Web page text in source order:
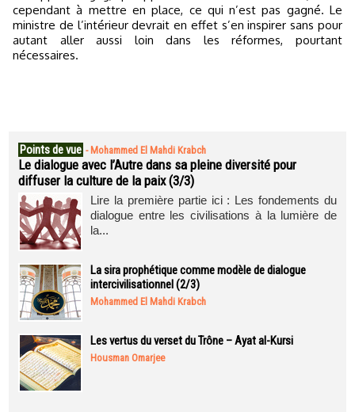
cependant à mettre en place, ce qui n’est pas gagné. Le
ministre de l’intérieur devrait en effet s’en inspirer sans pour
autant aller aussi loin dans les réformes, pourtant
nécessaires.
Points de vue - Mohammed El Mahdi Krabch
Le dialogue avec l’Autre dans sa pleine diversité pour
diffuser la culture de la paix (3/3)
Lire la première partie ici : Les fondements du
dialogue entre les civilisations à la lumière de
la...
La sira prophétique comme modèle de dialogue
intercivilisationnel (2/3)
Mohammed El Mahdi Krabch
Les vertus du verset du Trône – Ayat al-Kursi
Housman Omarjee